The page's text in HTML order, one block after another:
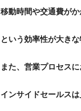
移動時間や交通費が
という効率性が大きな
また、営業プロセス
インサイドセールス